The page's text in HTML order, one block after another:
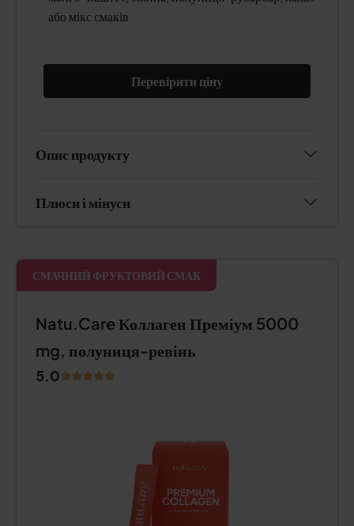
або мікс смаків
Перевірити ціну
Опис продукту
Плюси і мінуси
СМАЧНИЙ ФРУКТОВИЙ СМАК
Natu.Care Коллаген Преміум 5000
mg, полуниця-ревінь
5.0